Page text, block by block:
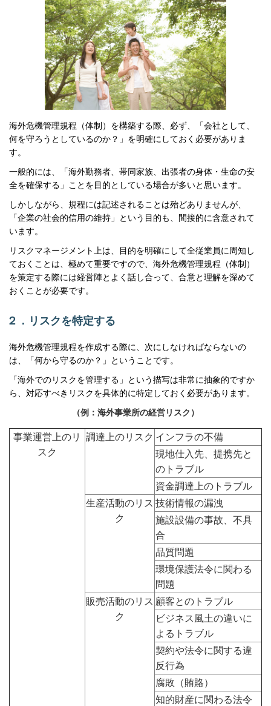
海外危機管理規程（体制）を構築する際、必ず、「会社として、
何を守ろうとしているのか？」を明確にしておく必要がありま
す。
一般的には、「海外勤務者、帯同家族、出張者の身体・生命の安
全を確保する」ことを目的としている場合が多いと思います。
しかしながら、規程には記述されることは殆どありませんが、
「企業の社会的信用の維持」という目的も、間接的に含意されて
います。
リスクマネージメント上は、目的を明確にして全従業員に周知し
ておくことは、極めて重要ですので、海外危機管理規程（体制）
を策定する際には経営陣とよく話し合って、合意と理解を深めて
おくことが必要です。
２．リスクを特定する
海外危機管理規程を作成する際に、次にしなければならないの
は、「何から守るのか？」ということです。
「海外でのリスクを管理する」という描写は非常に抽象的ですか
ら、対応すべきリスクを具体的に特定しておく必要があります。
（例：海外事業所の経営リスク）
事業運営上のリ
スク
調達上のリスク インフラの不備
現地仕入先、提携先と
のトラブル
資金調達上のトラブル
生産活動のリス
ク
技術情報の漏洩
施設設備の事故、不具
合
品質問題
環境保護法令に関わる
問題
販売活動のリス
ク
顧客とのトラブル
ビジネス風土の違いに
よるトラブル
契約や法令に関する違
反行為
腐敗（賄賂）
知的財産に関わる法令